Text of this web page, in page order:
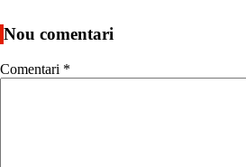
Nou comentari
Comentari *